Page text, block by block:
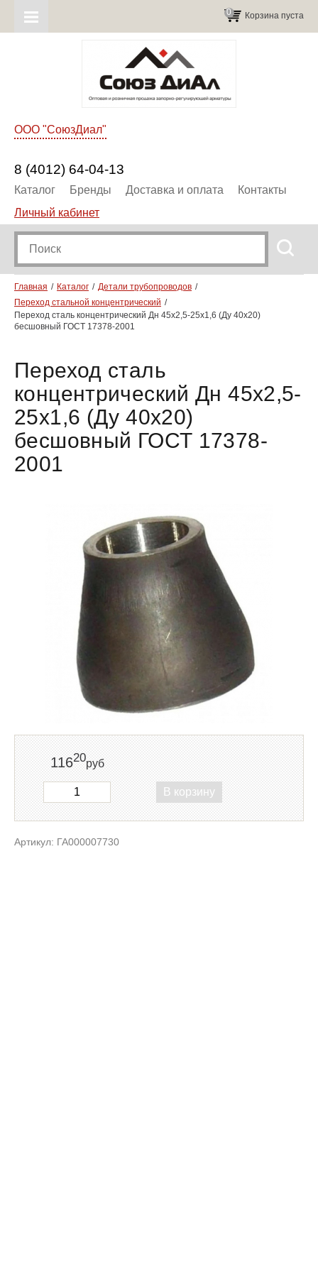
Корзина пуста
0
ООО "СоюзДиал"
8 (4012) 64-04-13
Каталог Бренды Доставка и оплата
Контакты
Личный кабинет
Главная Каталог
Детали трубопроводов
Переход стальной концентрический
Переход сталь концентрический Дн 45х2,5-25х1,6 (Ду 40х20)
бесшовный ГОСТ 17378-2001
Переход сталь
концентрический Дн 45х2,5-
25х1,6 (Ду 40х20)
бесшовный ГОСТ 17378-
2001
11620руб
В корзину
Артикул: ГА000007730